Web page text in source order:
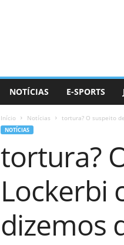
NOTÍCIAS E-SPORTS
Início Notícias tortura? O suspeito
NOTÍCIAS
tortura?
Lockerbi
dizemos